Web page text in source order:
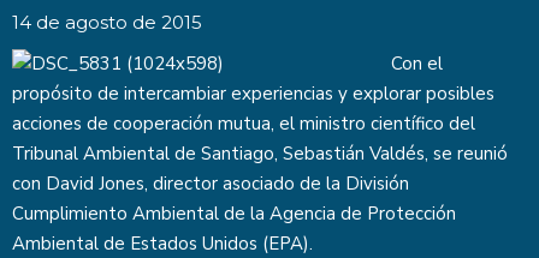
14 de agosto de 2015
Con el
propósito de intercambiar experiencias y explorar posibles
acciones de cooperación mutua, el ministro científico del
Tribunal Ambiental de Santiago, Sebastián Valdés, se reunió
con David Jones, director asociado de la División
Cumplimiento Ambiental de la Agencia de Protección
Ambiental de Estados Unidos (EPA).